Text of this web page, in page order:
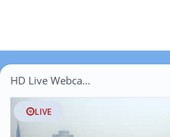
HD Live Webcams Hannover
LIVE